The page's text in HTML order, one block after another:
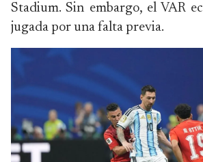
Stadium. Sin embargo, el VAR
jugada por una falta previa.